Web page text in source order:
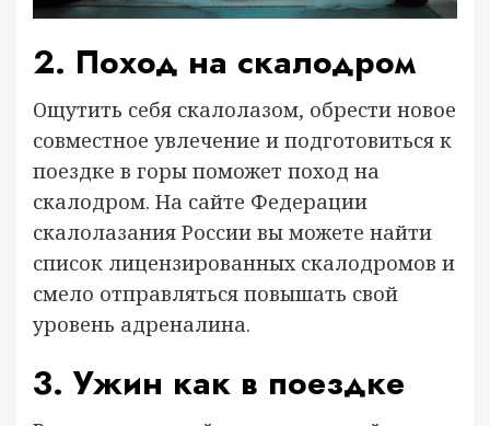
2. Поход на скалодром
Ощутить себя скалолазом, обрести новое
совместное увлечение и подготовиться к
поездке в горы поможет поход на
скалодром. На сайте Федерации
скалолазания России вы можете найти
список лицензированных скалодромов и
смело отправляться повышать свой
уровень адреналина.
3. Ужин как в поездке